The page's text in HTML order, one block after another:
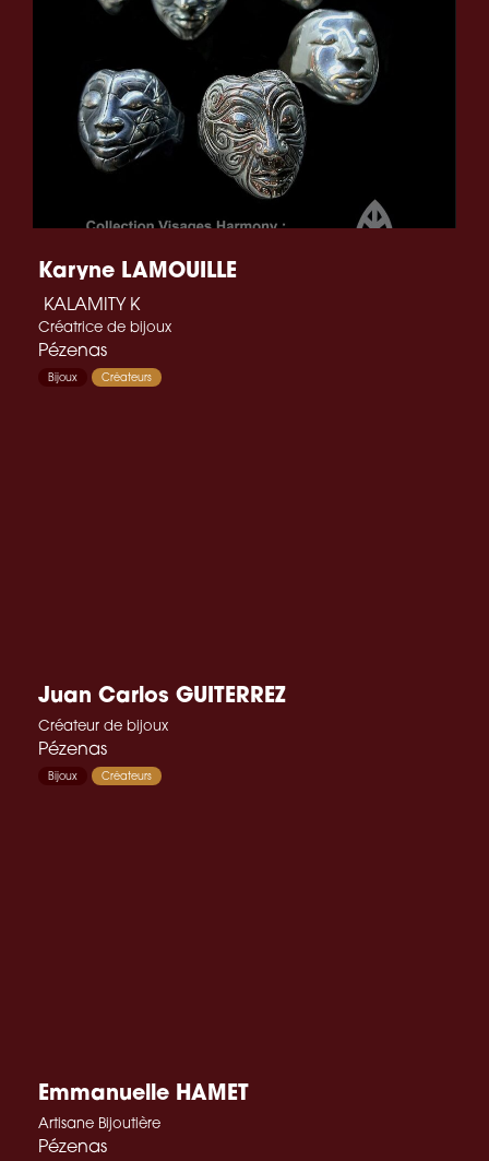
Karyne LAMOUILLE
KALAMITY K
Créatrice de bijoux
Pézenas
Bijoux Créateurs
Juan Carlos GUITERREZ
Créateur de bijoux
Pézenas
Bijoux Créateurs
Emmanuelle HAMET
Artisane Bijoutière
Pézenas